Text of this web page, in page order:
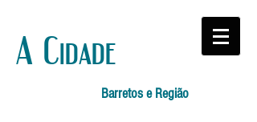
A Cidade
Barretos e Região